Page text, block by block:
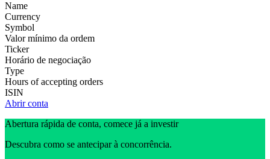
Name
Currency
Symbol
Valor mínimo da ordem
Ticker
Horário de negociação
Type
Hours of accepting orders
ISIN
Abrir conta
Abertura rápida de conta, comece já a investir
Descubra como se antecipar à concorrência.